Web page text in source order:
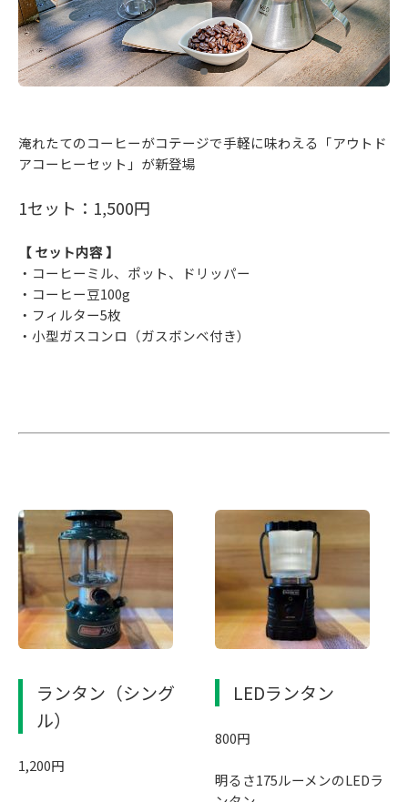
淹れたてのコーヒーがコテージで手軽に味わえる「アウトド
アコーヒーセット」が新登場
1セット：1,500円
【 セット内容 】
・コーヒーミル、ポット、ドリッパー
・コーヒー豆100g
・フィルター5枚
・小型ガスコンロ（ガスボンベ付き）
ランタン（シング
ル）
1,200円
LEDランタン
800円
明るさ175ルーメンのLEDラ